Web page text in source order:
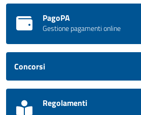
PagoPA
Gestione pagamenti online
Concorsi
Regolamenti